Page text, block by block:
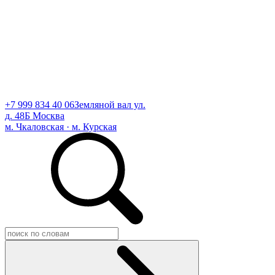
+7 999 834 40 06Земляной вал ул.
д. 48Б Москва
м. Чкаловская · м. Курская